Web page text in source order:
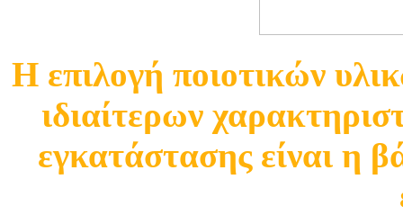
Η επιλογή ποιοτικών
ιδιαίτερων
εγκατάστασης είναι η